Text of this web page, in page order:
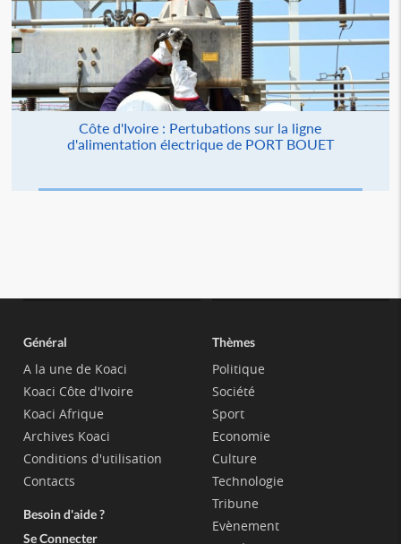
Côte d'Ivoire : Pertubations sur la ligne
d'alimentation électrique de PORT BOUET
Général
A la une de Koaci
Koaci Côte d'Ivoire
Koaci Afrique
Archives Koaci
Conditions d'utilisation
Contacts
Besoin d'aide ?
Se Connecter
Thèmes
Politique
Société
Sport
Economie
Culture
Technologie
Tribune
Evènement